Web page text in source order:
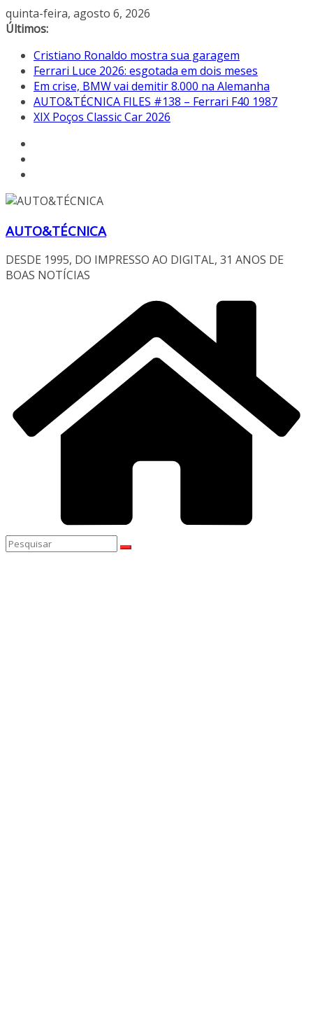
Pular
para
conteúdo
quinta-feira, agosto 6, 2026
Últimos:
Cristiano Ronaldo mostra sua garagem
Ferrari Luce 2026: esgotada em dois meses
Em crise, BMW vai demitir 8.000 na Alemanha
AUTO&TÉCNICA FILES #138 – Ferrari F40 1987
XIX Poços Classic Car 2026
AUTO&TÉCNICA
DESDE 1995, DO IMPRESSO AO DIGITAL, 31 ANOS DE
BOAS NOTÍCIAS